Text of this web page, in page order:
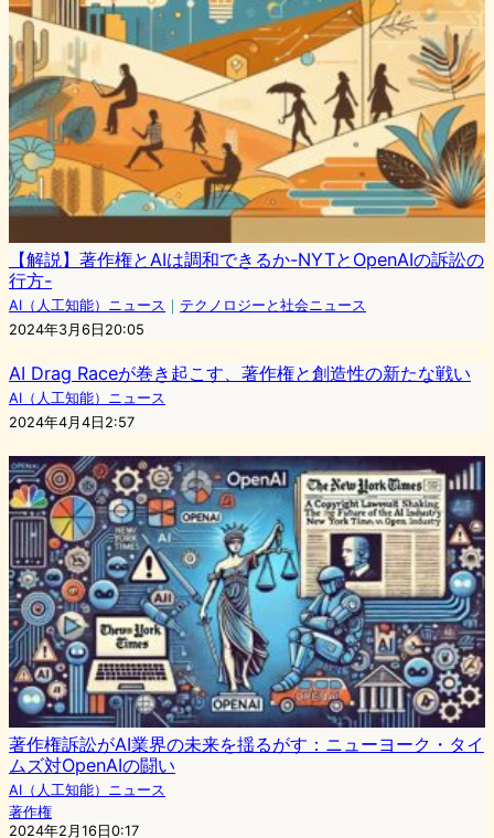
【解説】著作権とAIは調和できるか-NYTとOpenAIの訴訟の
行方-
AI（人工知能）ニュース ｜ テクノロジーと社会ニュース
2024年3月6日20:05
AI Drag Raceが巻き起こす、著作権と創造性の新たな戦い
AI（人工知能）ニュース
2024年4月4日2:57
著作権訴訟がAI業界の未来を揺るがす：ニューヨーク・タイ
ムズ対OpenAIの闘い
AI（人工知能）ニュース
著作権
2024年2月16日0:17